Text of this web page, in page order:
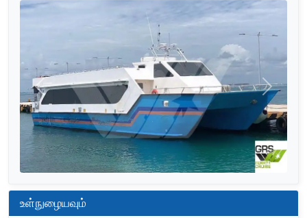
முந்தையது
உள்நுழையவும்